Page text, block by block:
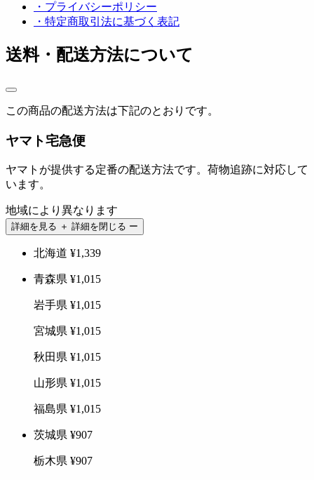
・プライバシーポリシー
・特定商取引法に基づく表記
送料・配送方法について
この商品の配送方法は下記のとおりです。
ヤマト宅急便
ヤマトが提供する定番の配送方法です。荷物追跡に対応して
います。
地域により異なります
詳細を見る ＋ 詳細を閉じる ー
北海道 ¥1,339
青森県 ¥1,015
岩手県 ¥1,015
宮城県 ¥1,015
秋田県 ¥1,015
山形県 ¥1,015
福島県 ¥1,015
茨城県 ¥907
栃木県 ¥907